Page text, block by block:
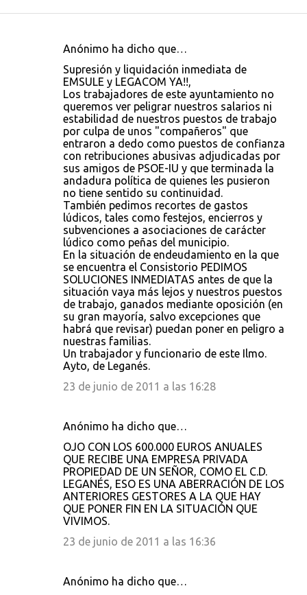
Anónimo ha dicho que…
Supresión y liquidación inmediata de
EMSULE y LEGACOM YA!!,
Los trabajadores de este ayuntamiento no
queremos ver peligrar nuestros salarios ni
estabilidad de nuestros puestos de trabajo
por culpa de unos "compañeros" que
entraron a dedo como puestos de confianza
con retribuciones abusivas adjudicadas por
sus amigos de PSOE-IU y que terminada la
andadura política de quienes les pusieron
no tiene sentido su continuidad.
También pedimos recortes de gastos
lúdicos, tales como festejos, encierros y
subvenciones a asociaciones de carácter
lúdico como peñas del municipio.
En la situación de endeudamiento en la que
se encuentra el Consistorio PEDIMOS
SOLUCIONES INMEDIATAS antes de que la
situación vaya más lejos y nuestros puestos
de trabajo, ganados mediante oposición (en
su gran mayoría, salvo excepciones que
habrá que revisar) puedan poner en peligro a
nuestras familias.
Un trabajador y funcionario de este Ilmo.
Ayto, de Leganés.
23 de junio de 2011 a las 16:28
Anónimo ha dicho que…
OJO CON LOS 600.000 EUROS ANUALES
QUE RECIBE UNA EMPRESA PRIVADA
PROPIEDAD DE UN SEÑOR, COMO EL C.D.
LEGANÉS, ESO ES UNA ABERRACIÓN DE LOS
ANTERIORES GESTORES A LA QUE HAY
QUE PONER FIN EN LA SITUACIÓN QUE
VIVIMOS.
23 de junio de 2011 a las 16:36
Anónimo ha dicho que…